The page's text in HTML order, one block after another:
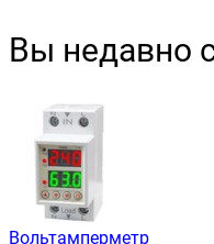
Вы недавно
Вольтамперметр